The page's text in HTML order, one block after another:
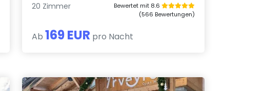
20 Zimmer
Bewertet mit 8.6
(566 Bewertungen)
Ab169 EUR pro Nacht